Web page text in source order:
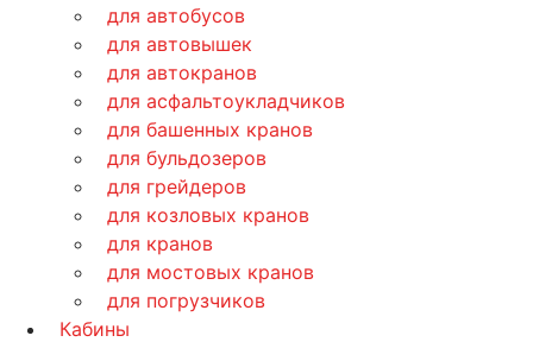
для автобусов
для автовышек
для автокранов
для асфальтоукладчиков
для башенных кранов
для бульдозеров
для грейдеров
для козловых кранов
для кранов
для мостовых кранов
для погрузчиков
Кабины